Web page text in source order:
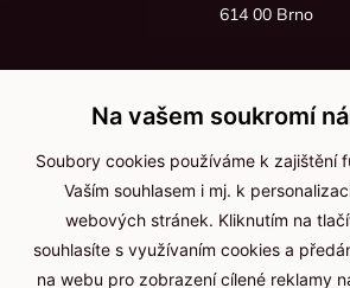
614 00 Brno
+420 736 535
Po - pá: 8:00 - 16:00
info@jma-
Důležité informace
Na vašem soukromí
Soubory cookies používáme k zajištění
Vaším souhlasem i mj. k
webových stránek. Kliknutím na
souhlasíte s využívaním cookies a
na webu pro zobrazení cílené reklamy